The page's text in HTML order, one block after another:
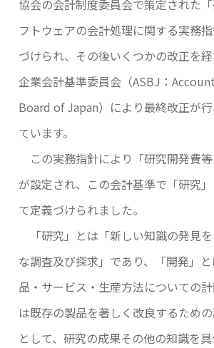
協会の会計制度委員会で策定された
フトウェアの会計処理に関する実務
づけられ、その後いくつかの改正を
企業会計基準委員会（ASBJ：
Board of Japan）により最終改正が
ています。
この実務指針により「研究開発費等
が設定され、この会計基準で「研究
て定義づけられました。
「研究」とは「新しい知識の発見
な調査及び探求」であり、「開発」
品・サービス・生産方法についての
は既存の製品を著しく改良するため
として、研究の成果その他の知識を